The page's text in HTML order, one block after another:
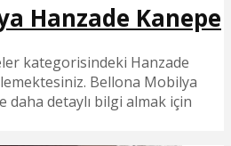
Hanzade Kanepe
kategorisindeki Hanzade
Bellona Mobilya
daha detaylı bilgi almak için